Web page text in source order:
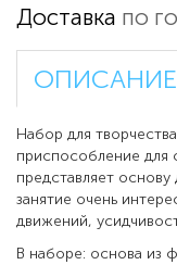
Доставка по
ОПИСАНИЕ
Набор для
приспособление для
представляет
занятие очень
движений,
В наборе: основа из